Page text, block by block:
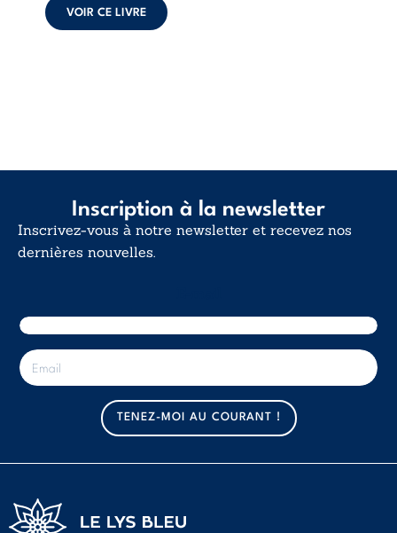
déclaration
d’existence pour ...
VOIR CE LIVRE
Inscription à la newsletter
Inscrivez-vous à notre newsletter et recevez nos
dernières nouvelles.
E
-
m
TENEZ-MOI AU COURANT !